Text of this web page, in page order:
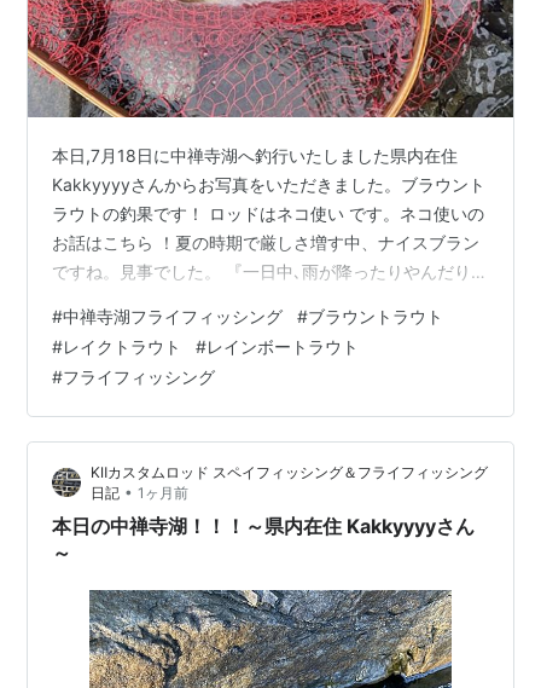
本日,7月18日に中禅寺湖へ釣行いたしました県内在住
Kakkyyyyさんからお写真をいただきました。ブラウント
ラウトの釣果です！ ロッドはネコ使い です。ネコ使いの
お話はこちら ！夏の時期で厳しさ増す中、ナイスブラン
ですね。見事でした。 『一日中､雨が降ったりやんだりと
した。その後は続かず、唯一のアタリをモノにできまし
た。今の時期、ゼロイチ勝負ですが、釣れて良かったで
す。』とのことです。まだ曇り空が続いたり難しい中で
も少々チャンスがあるようです。猛暑が厳しくなってく
るとは思いますが益々ご活躍ください！お写真、ご報
告、まことにありがとうござい…
#中禅寺湖フライフィッシング #ブラウントラウト
#レイクトラウト #レインボートラウト
#フライフィッシング
KⅡカスタムロッド スペイフィッシング＆フライフィッシング
日記 • 1ヶ月前
本日の中禅寺湖！！！～県内在住 Kakkyyyyさん
～